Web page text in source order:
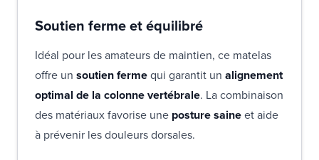
Soutien ferme et équilibré
Idéal pour les amateurs de maintien, ce matelas
offre un soutien fermequi garantit un alignement
optimal de la colonne vertébrale. La combinaison
des matériaux favorise une posture saineet aide
à prévenir les douleurs dorsales.